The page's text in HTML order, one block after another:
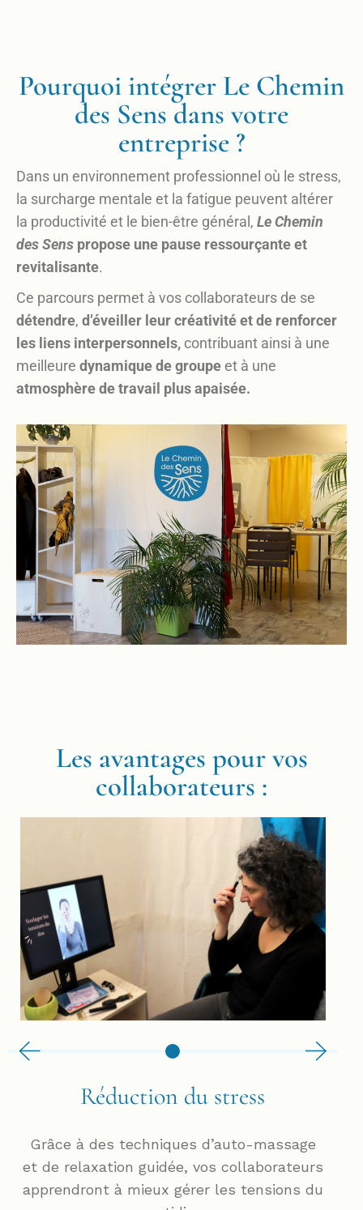
Pourquoi intégrer Le Chemin
des Sens dans votre
entreprise ?
Dans un environnement professionnel où le stress,
la surcharge mentale et la fatigue peuvent altérer
la productivité et le bien-être général, Le Chemin
des Sens propose une pause ressourçante et
revitalisante.
Ce parcours permet à vos collaborateurs de se
détendre, d’éveiller leur créativité et de renforcer
les liens interpersonnels, contribuant ainsi à une
meilleure dynamique de groupe et à une
atmosphère de travail plus apaisée.
Les avantages pour vos
collaborateurs :
Réduction du stress
Grâce à des techniques d’auto-massage
et de relaxation guidée, vos collaborateurs
apprendront à mieux gérer les tensions du